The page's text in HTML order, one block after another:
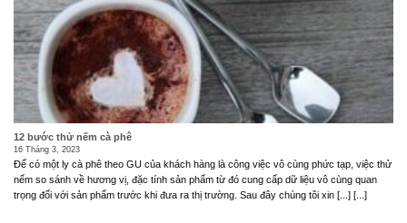
12 bước thử nếm cà phê
16 Tháng 3, 2023
Để có một ly cà phê theo GU của khách hàng là công việc vô cùng phức tạp, việc thử
nếm so sánh về hương vị, đặc tính sản phẩm từ đó cung cấp dữ liệu vô cùng quan
trọng đối với sản phẩm trước khi đưa ra thị trường. Sau đây chúng tôi xin [...] [...]